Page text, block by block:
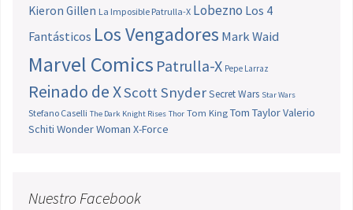
Kieron Gillen La Imposible Patrulla-X Lobezno Los 4
Fantásticos Los Vengadores Mark Waid
Marvel Comics Patrulla-X Pepe Larraz
Reinado de XScott SnyderSecret Wars Star Wars
Stefano Caselli The Dark Knight Rises Thor Tom King Tom TaylorValerio
Schiti Wonder Woman X-Force
Nuestro Facebook